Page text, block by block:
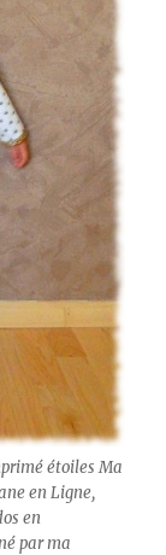
étoiles Ma
en Ligne,
en
par ma